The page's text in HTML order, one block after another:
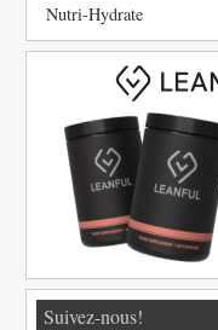
Nutri-Hydrate
Suivez-nous!